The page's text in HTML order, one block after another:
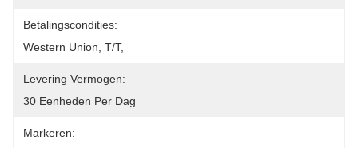
Betalingscondities:
Western Union, T/T,
Levering Vermogen:
30 Eenheden Per Dag
Markeren: